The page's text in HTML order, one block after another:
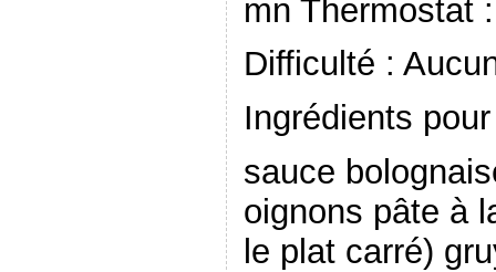
mn Thermostat
Difficulté :
Ingrédients
sauce
oignons pâte à
le plat carré)